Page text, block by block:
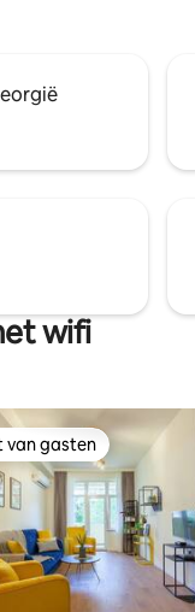
wifi
van gasten
van gasten